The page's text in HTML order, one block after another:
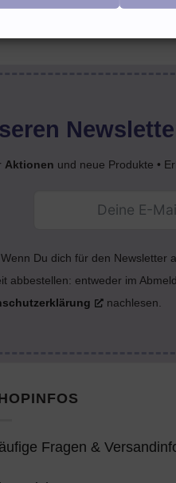
Einzigartige
Aktionen und neue Produkte •
Du dich für den
abbestellen: entweder im
nachlesen.
Fragen &